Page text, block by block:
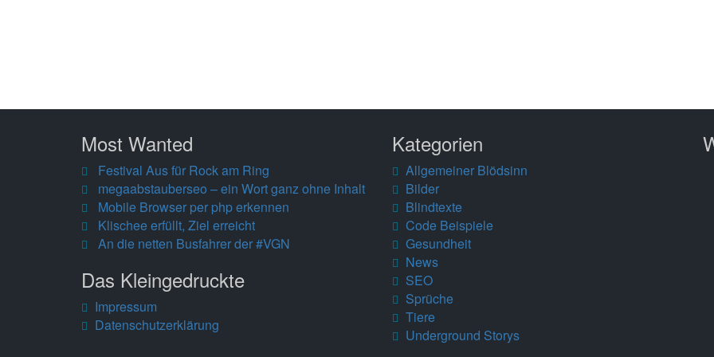
Most Wanted
Festival Aus für Rock am Ring
megaabstauberseo – ein Wort ganz ohne Inhalt
Mobile Browser per php erkennen
Klischee erfüllt, Ziel erreicht
An die netten Busfahrer der #VGN
Das Kleingedruckte
Impressum
Datenschutzerklärung
Kategorien
Allgemeiner Blödsinn
Bilder
Blindtexte
Code Beispiele
Gesundheit
News
SEO
Sprüche
Tiere
Underground Storys